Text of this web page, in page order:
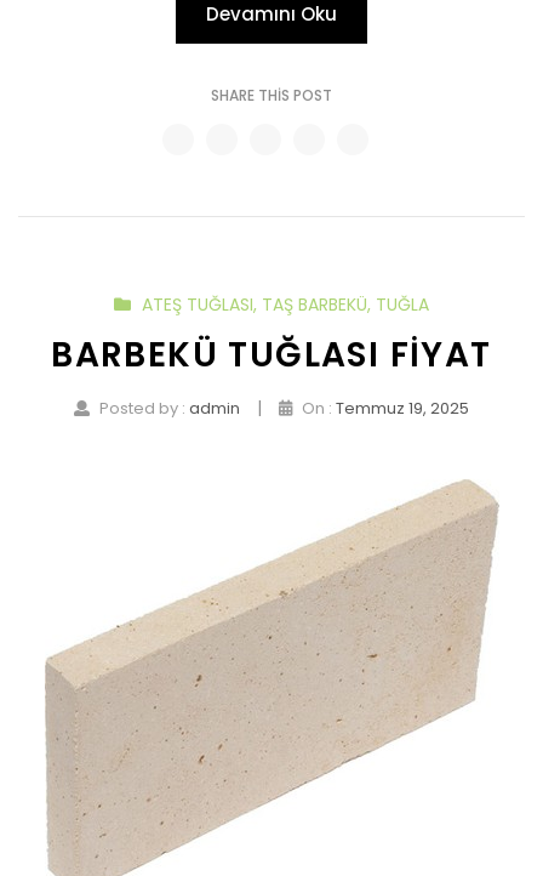
Devamını Oku
SHARE THIS POST
ATEŞ TUĞLASI, TAŞ BARBEKÜ, TUĞLA
BARBEKÜ TUĞLASI FIYAT
Posted by : admin | On : Temmuz 19, 2025